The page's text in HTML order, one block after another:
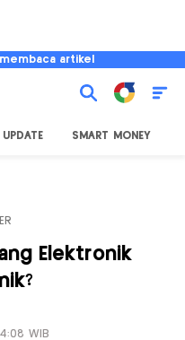
artikel
UPDATE SMART MONEY
Elektronik
WIB